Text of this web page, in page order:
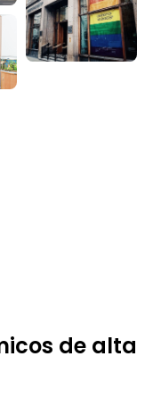
de alta